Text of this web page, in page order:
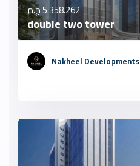
5.358.262 ج.م
double two tower
Nakheel Developments